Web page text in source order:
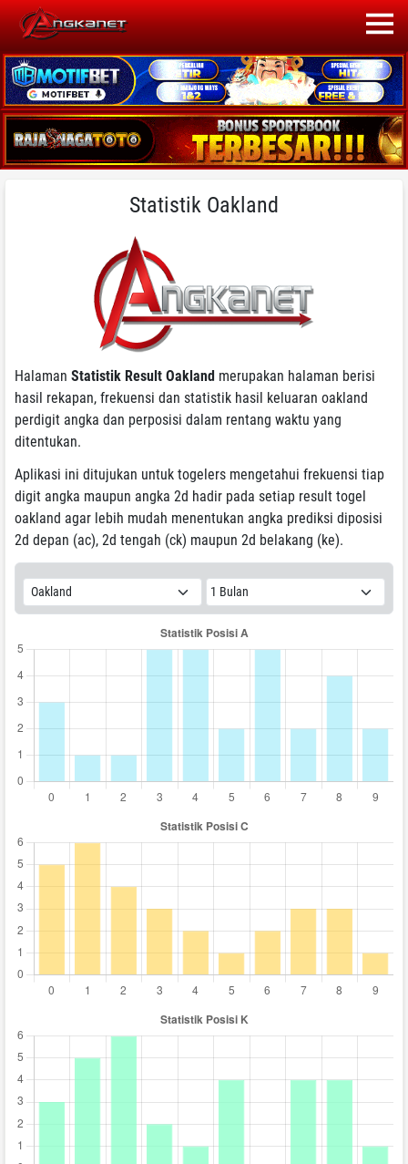
Statistik Oakland
Halaman Statistik Result Oakland merupakan halaman berisi
hasil rekapan, frekuensi dan statistik hasil keluaran oakland
perdigit angka dan perposisi dalam rentang waktu yang
ditentukan.
Aplikasi ini ditujukan untuk togelers mengetahui frekuensi tiap
digit angka maupun angka 2d hadir pada setiap result togel
oakland agar lebih mudah menentukan angka prediksi diposisi
2d depan (ac), 2d tengah (ck) maupun 2d belakang (ke).